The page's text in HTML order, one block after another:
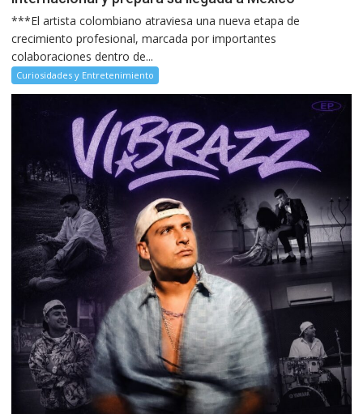
***El artista colombiano atraviesa una nueva etapa de
crecimiento profesional, marcada por importantes
colaboraciones dentro de...
Curiosidades y Entretenimiento